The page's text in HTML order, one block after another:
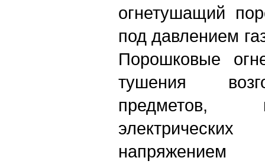
огнетушащий
под давлением
Порошковые
тушения
предметов,